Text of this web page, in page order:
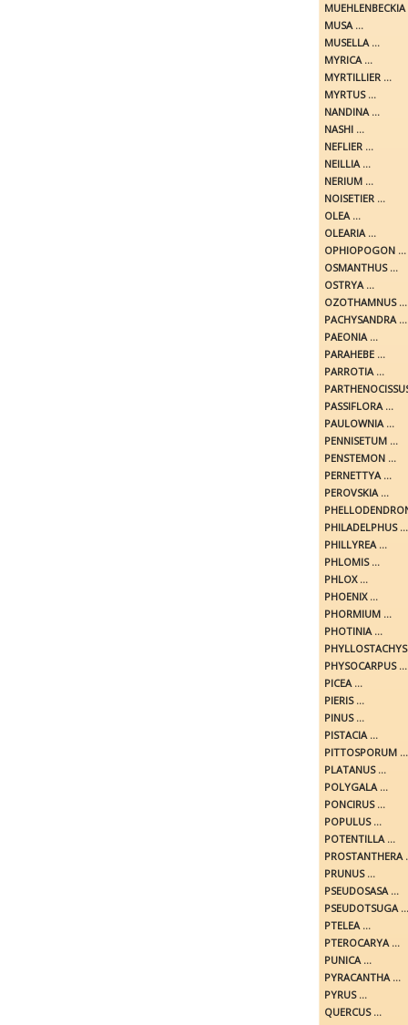
MUEHLENBECKIA
MUSA ...
MUSELLA ...
MYRICA ...
MYRTILLIER ...
MYRTUS ...
NANDINA ...
NASHI ...
NEFLIER ...
NEILLIA ...
NERIUM ...
NOISETIER ...
OLEA ...
OLEARIA ...
OPHIOPOGON ...
OSMANTHUS ...
OSTRYA ...
OZOTHAMNUS ...
PACHYSANDRA ...
PAEONIA ...
PARAHEBE ...
PARROTIA ...
PASSIFLORA ...
PAULOWNIA ...
PENNISETUM ...
PENSTEMON ...
PERNETTYA ...
PEROVSKIA ...
PHILADELPHUS ...
PHILLYREA ...
PHLOMIS ...
PHLOX ...
PHOENIX ...
PHORMIUM ...
PHOTINIA ...
PHYSOCARPUS ...
PICEA ...
PIERIS ...
PINUS ...
PISTACIA ...
PITTOSPORUM ...
PLATANUS ...
POLYGALA ...
PONCIRUS ...
POPULUS ...
POTENTILLA ...
PROSTANTHERA
PRUNUS ...
PSEUDOSASA ...
PSEUDOTSUGA ...
PTELEA ...
PTEROCARYA ...
PUNICA ...
PYRACANTHA ...
PYRUS ...
QUERCUS ...